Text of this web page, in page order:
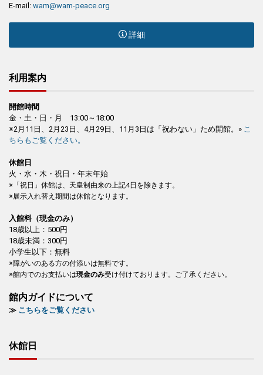
E-mail: wam@wam-peace.org
詳細
利用案内
開館時間
金・土・日・月 13:00～18:00
※2月11日、2月23日、4月29日、11月3日は「祝わない」ため開館。» こ
ちらもご覧ください。
休館日
火・水・木・祝日・年末年始
※「祝日」休館は、天皇制由来の上記4日を除きます。
※展示入れ替え期間は休館となります。
入館料（現金のみ）
18歳以上：500円
18歳未満：300円
小学生以下：無料
※障がいのある方の付添いは無料です。
※館内でのお支払いは現金のみ受け付けております。ご了承ください。
館内ガイドについて
≫ こちらをご覧ください
休館日